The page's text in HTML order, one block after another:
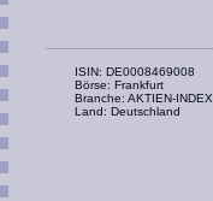
ISIN: DE0008469008
Börse: Frankfurt
Branche: AKTIEN-INDEX
Land: Deutschland